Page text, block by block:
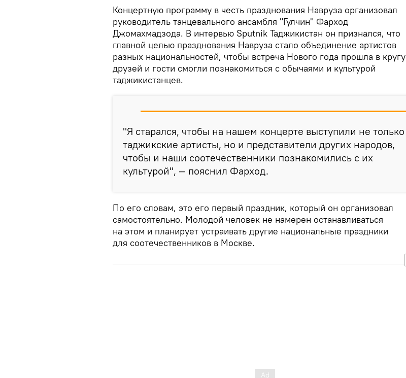
Концертную программу в честь празднования Навруза организовал
руководитель танцевального ансамбля "Гулчин" Фарход
Джомахмадзода. В интервью Sputnik Таджикистан он признался, что
главной целью празднования Навруза стало объединение артистов
разных национальностей, чтобы встреча Нового года прошла в кругу
друзей и гости смогли познакомиться с обычаями и культурой
таджикистанцев.
"Я старался, чтобы на нашем концерте выступили не только
таджикские артисты, но и представители других народов,
чтобы и наши соотечественники познакомились с их
культурой", — пояснил Фарход.
По его словам, это его первый праздник, который он организовал
самостоятельно. Молодой человек не намерен останавливаться
на этом и планирует устраивать другие национальные праздники
для соотечественников в Москве.